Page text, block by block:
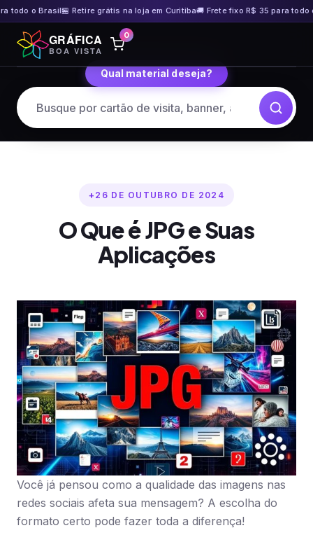
o Brasil🏪 Retire grátis na loja em Curitiba🚚 Frete fixo R$ 35 para todo o
Pular
para
o
GRÁFICA
BOA VISTA
0
Qual material deseja?
26 DE OUTUBRO DE 2024
O Que é JPG e Suas
Aplicações
Você já pensou como a qualidade das imagens nas
redes sociais afeta sua mensagem? A escolha do
formato certo pode fazer toda a diferença!